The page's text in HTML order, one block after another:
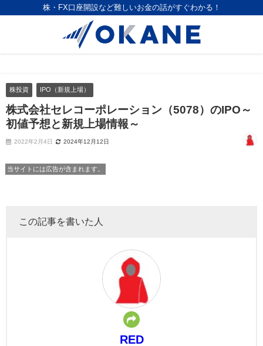
株・FX口座開設など難しいお金の話がすぐわかる！
株投資 IPO（新規上場）
株式会社セレコーポレーション（5078）のIPO～
初値予想と新規上場情報～
2022年2月4日 2024年12月12日
当サイトには広告が含まれます。
この記事を書いた人
RED